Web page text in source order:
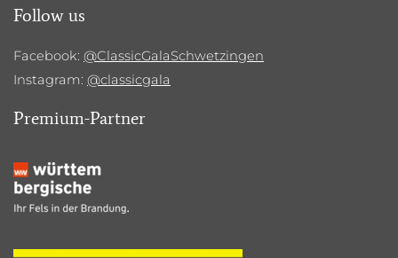
Follow us
Facebook: @ClassicGalaSchwetzingen
Instagram: @classicgala
Premium-Partner